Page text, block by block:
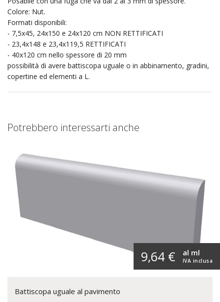
Colore: Nut.
Formati disponibili:
- 7,5x45, 24x150 e 24x120 cm NON RETTIFICATI
- 23,4x148 e 23,4x119,5 RETTIFICATI
- 40x120 cm nello spessore di 20 mm
possibilità di avere battiscopa uguale o in abbinamento, gradini,
copertine ed elementi a L.
Potrebbero interessarti anche
9,64 € IVA inclusa
al ml
Battiscopa uguale al pavimento